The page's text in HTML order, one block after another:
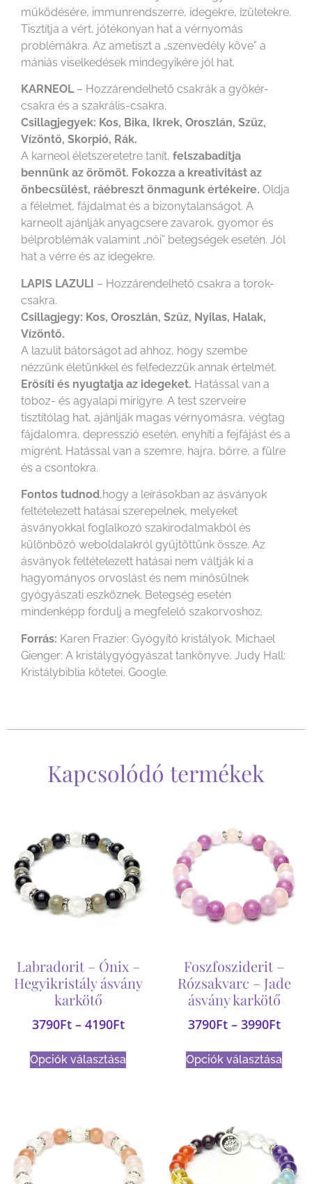
működésére, immunrendszerre, idegekre, ízületekre.
Tisztítja a vért, jótékonyan hat a vérnyomás
problémákra. Az ametiszt a „szenvedély köve” a
mániás viselkedések mindegyikére jól hat.
KARNEOL – Hozzárendelhető csakrák a gyökér-
csakra és a szakrális-csakra.
Csillagjegyek: Kos, Bika, Ikrek, Oroszlán, Szűz,
Vízöntő, Skorpió, Rák.
A karneol életszeretetre tanít, felszabadítja
bennünk az örömöt. Fokozza a kreativitást az
önbecsülést, ráébreszt önmagunk értékeire. Oldja
a félelmet, fájdalmat és a bizonytalanságot. A
karneolt ajánlják anyagcsere zavarok, gyomor és
bélproblémák valamint „női” betegségek esetén. Jól
hat a vérre és az idegekre.
LAPIS LAZULI – Hozzárendelhető csakra a torok-
csakra.
Csillagjegy: Kos, Oroszlán, Szűz, Nyilas, Halak,
Vízöntő.
A lazulit bátorságot ad ahhoz, hogy szembe
nézzünk életünkkel és felfedezzük annak értelmét.
Erősíti és nyugtatja az idegeket. Hatással van a
toboz- és agyalapi mirigyre. A test szerveire
tisztítólag hat, ajánlják magas vérnyomásra, végtag
fájdalomra, depresszió esetén, enyhíti a fejfájást és a
migrént. Hatással van a szemre, hajra, bőrre, a fülre
és a csontokra.
Fontos tudnod,hogy a leírásokban az ásványok
feltételezett hatásai szerepelnek, melyeket
ásványokkal foglalkozó szakirodalmakból és
különböző weboldalakról gyűjtöttünk össze. Az
ásványok feltételezett hatásai nem váltják ki a
hagyományos orvoslást és nem minősülnek
gyógyászati eszköznek. Betegség esetén
mindenképp fordulj a megfelelő szakorvoshoz.
Forrás: Karen Frazier: Gyógyító kristályok, Michael
Gienger: A kristálygyógyászat tankönyve, Judy Hall:
Kristálybiblia kötetei, Google.
Kapcsolódó termékek
Labradorit – Ónix –
Hegyikristály ásvány
karkötő
3790Ft – 4190Ft
Opciók választása
Foszfosziderit –
Rózsakvarc – Jade
ásvány karkötő
3790Ft – 3990Ft
Opciók választása